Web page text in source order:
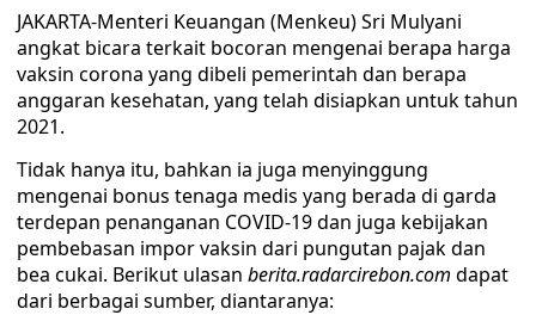
JAKARTA-Menteri Keuangan (Menkeu) Sri Mulyani
angkat bicara terkait bocoran mengenai berapa harga
vaksin corona yang dibeli pemerintah dan berapa
anggaran kesehatan, yang telah disiapkan untuk tahun
2021.
Tidak hanya itu, bahkan ia juga menyinggung
mengenai bonus tenaga medis yang berada di garda
terdepan penanganan COVID-19 dan juga kebijakan
pembebasan impor vaksin dari pungutan pajak dan
bea cukai. Berikut ulasan berita.radarcirebon.com dapat
dari berbagai sumber, diantaranya: